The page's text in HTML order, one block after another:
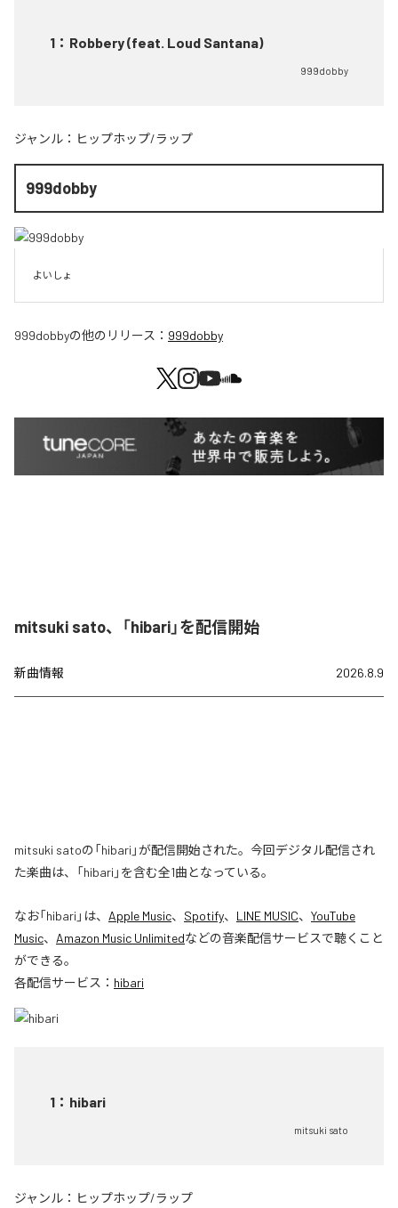
1 ： Robbery (feat. Loud Santana)
999dobby
ジャンル： ヒップホップ/ラップ
999dobby
よいしょ
999dobbyの他のリリース： 999dobby
mitsuki sato、「hibari」を配信開始
新曲情報 2026.8.9
mitsuki satoの「hibari」が配信開始された。今回デジタル配信され
た楽曲は、「hibari」を含む全1曲となっている。
なお「hibari 」は、 Apple Music、 Spotify、 LINE MUSIC、 YouTube
Music、 Amazon Music Unlimitedなどの音楽配信サービスで聴くこと
ができる。
各配信サービス： hibari
1 ： hibari
mitsuki sato
ジャンル： ヒップホップ/ラップ